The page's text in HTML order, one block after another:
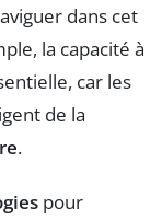
dans cet
la capacité à
car les
de la
.
pour